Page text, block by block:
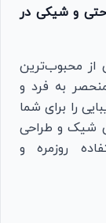
و شیکی در
از محبوب‌ترین
به فرد و
را برای شما
شیک و طراحی
روزمره و